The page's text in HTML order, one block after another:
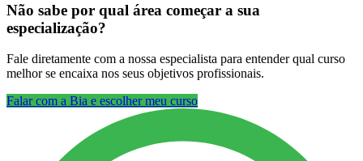
Não sabe por qual área começar a sua
especialização?
Fale diretamente com a nossa especialista para entender qual curso
melhor se encaixa nos seus objetivos profissionais.
Falar com a Bia e escolher meu curso